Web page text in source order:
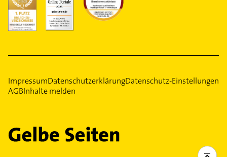
ImpressumDatenschutzerklärungDatenschutz-Einstellungen
AGBInhalte melden